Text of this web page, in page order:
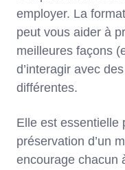
employer. La
peut vous aider à
meilleures façons
d’interagir avec
différentes.
Elle est essentielle
préservation d’un
encourage chacun